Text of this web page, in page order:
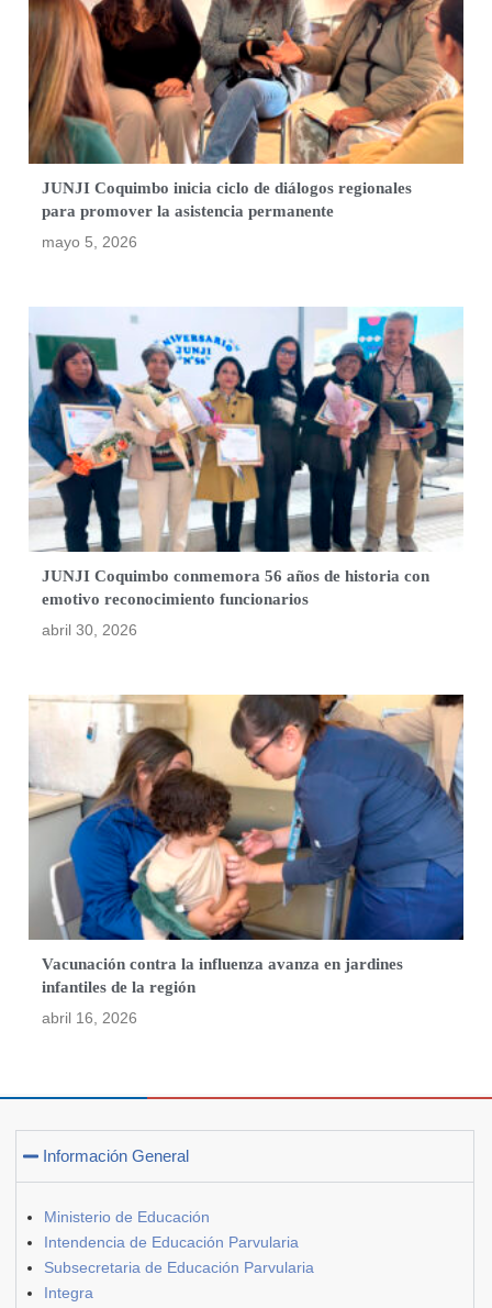
JUNJI Coquimbo inicia ciclo de diálogos regionales
para promover la asistencia permanente
mayo 5, 2026
JUNJI Coquimbo conmemora 56 años de historia con
emotivo reconocimiento funcionarios
abril 30, 2026
Vacunación contra la influenza avanza en jardines
infantiles de la región
abril 16, 2026
Información General
Ministerio de Educación
Intendencia de Educación Parvularia
Subsecretaria de Educación Parvularia
Integra